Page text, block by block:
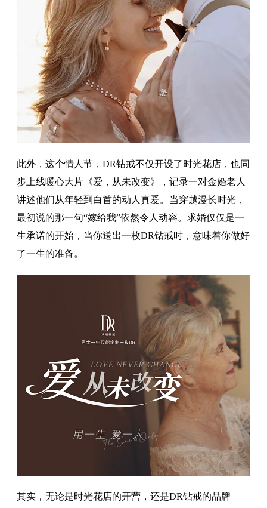
此外，这个情人节，DR钻戒不仅开设了时光花店，也同
步上线暖心大片《爱，从未改变》，记录一对金婚老人
讲述他们从年轻到白首的动人真爱。当穿越漫长时光，
最初说的那一句“嫁给我”依然令人动容。求婚仅仅是一
生承诺的开始，当你送出一枚DR钻戒时，意味着你做好
了一生的准备。
其实，无论是时光花店的开营，还是DR钻戒的品牌